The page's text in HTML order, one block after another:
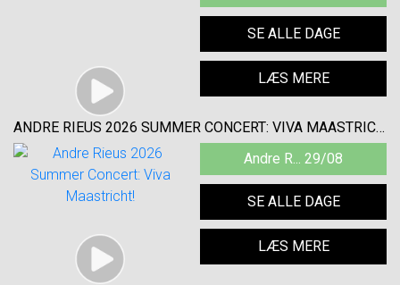
SE ALLE DAGE
LÆS MERE
ANDRE RIEUS 2026 SUMMER CONCERT: VIVA MAASTRICHT!
Andre R... 29/08
SE ALLE DAGE
LÆS MERE